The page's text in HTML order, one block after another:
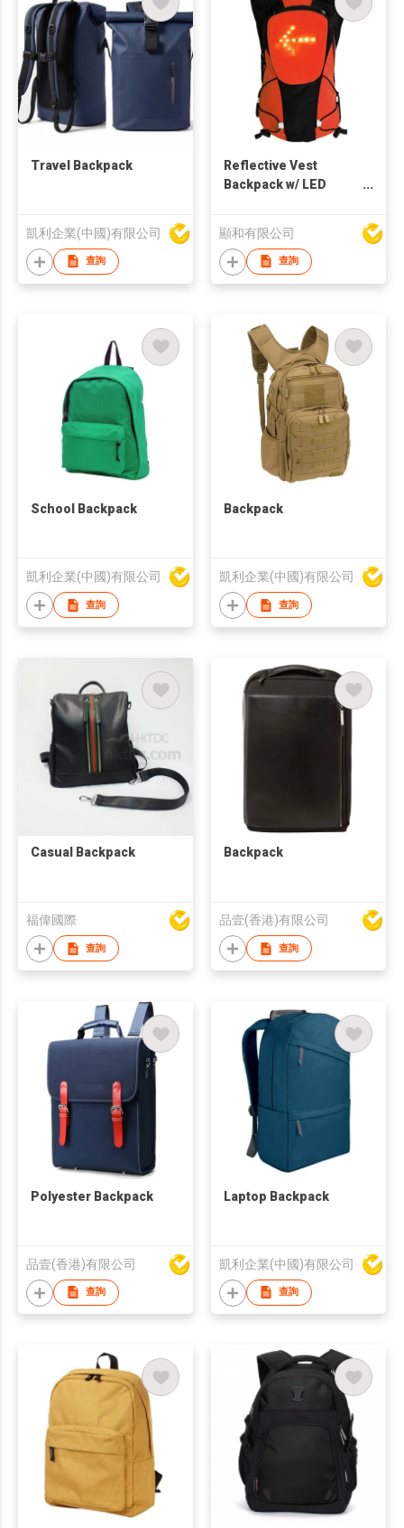
Travel Backpack
凱利企業(中國)有限公司
查詢
Reflective Vest
Backpack w/ LED
顯和有限公司
查詢
School Backpack
凱利企業(中國)有限公司
查詢
Backpack
凱利企業(中國)有限公司
查詢
Casual Backpack
福偉國際
查詢
Backpack
品壹(香港)有限公司
查詢
Polyester Backpack
品壹(香港)有限公司
查詢
Laptop Backpack
凱利企業(中國)有限公司
查詢